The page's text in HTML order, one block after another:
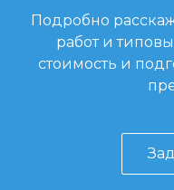
Подробно
работ и
стоимость и